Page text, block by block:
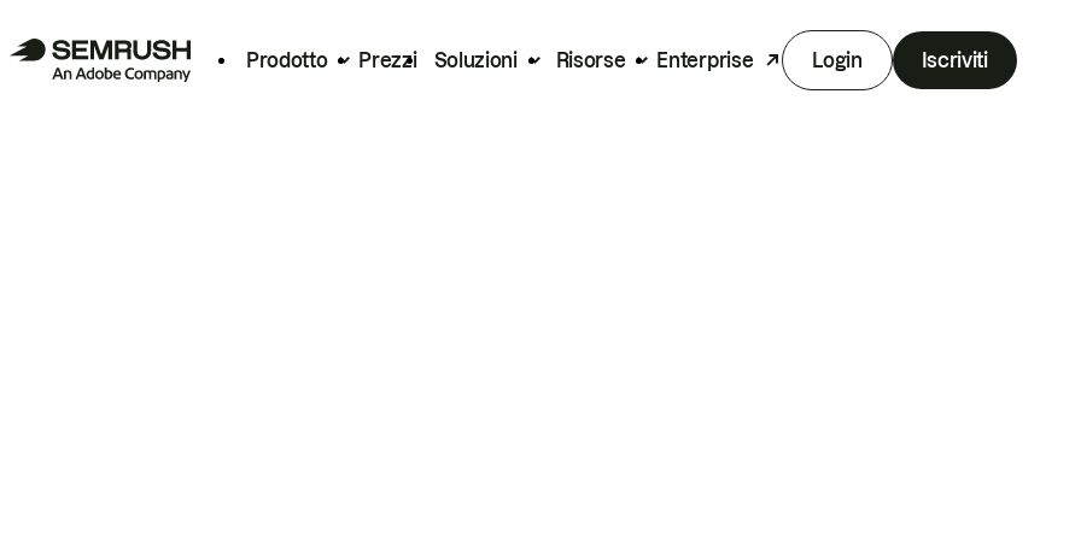
Prodotto Prezzi Soluzioni Risorse Enterprise Login Iscriviti